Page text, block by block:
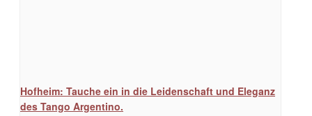
Hofheim: Tauche ein in die Leidenschaft und Eleganz
des Tango Argentino.